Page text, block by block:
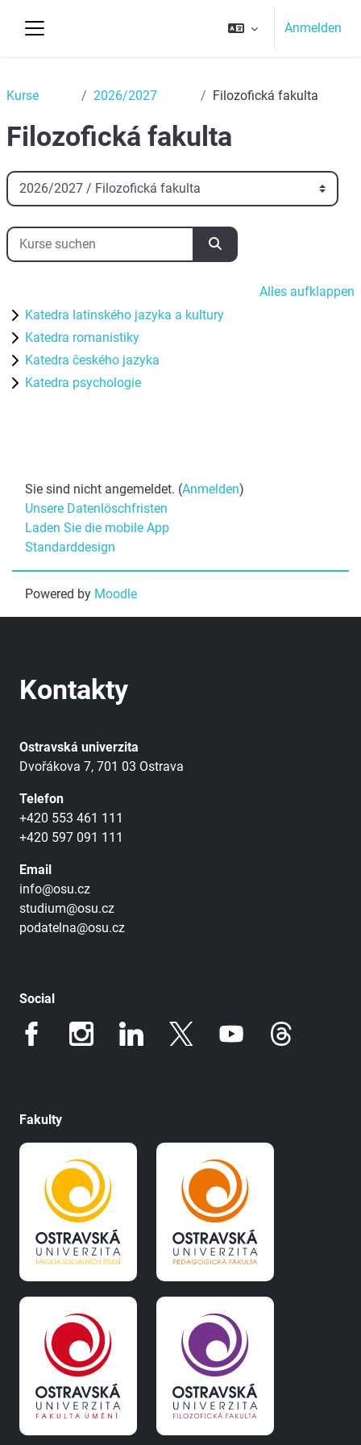
Anmelden
Kurse 2026/2027 Filozofická fakulta
Filozofická fakulta
Kursbereiche
Kurse suchen
Kurse suchen
Alles aufklappen
Katedra latinského jazyka a kultury
Katedra romanistiky
Katedra českého jazyka
Katedra psychologie
Sie sind nicht angemeldet. (Anmelden)
Unsere Datenlöschfristen
Laden Sie die mobile App
Standarddesign
Powered by Moodle
Kontakty
Ostravská univerzita
Dvořákova 7, 701 03 Ostrava
Telefon
+420 553 461 111
+420 597 091 111
Email
info@osu.cz
studium@osu.cz
podatelna@osu.cz
Social
Fakulty